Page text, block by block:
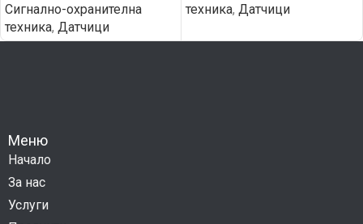
Сигнално-охранителна
техника, Датчици
техника, Датчици
Меню
Начало
За нас
Услуги